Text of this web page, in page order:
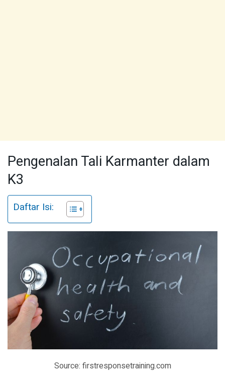
Pengenalan Tali Karmanter dalam
K3
Daftar Isi:
Source: firstresponsetraining.com